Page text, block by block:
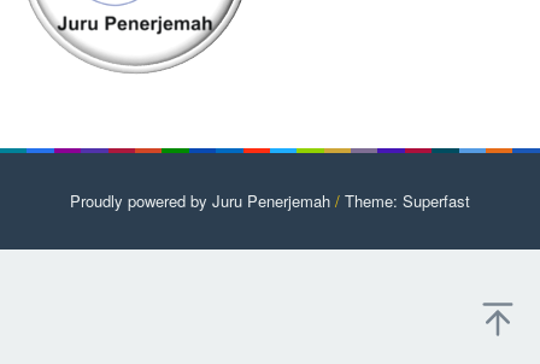
Proudly powered by Juru Penerjemah / Theme: Superfast